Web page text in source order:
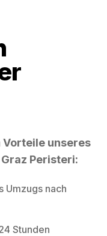
Vorteile unseres
Peristeri:
Umzugs nach
Stunden